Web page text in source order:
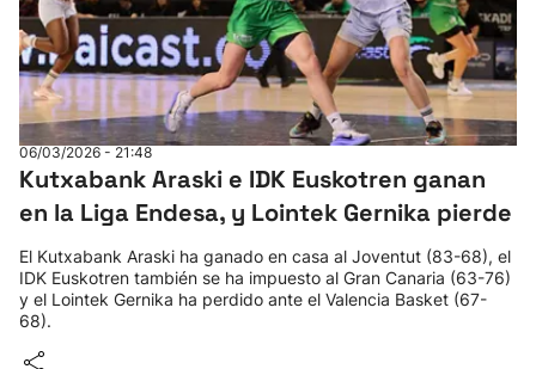
06/03/2026 - 21:48
Kutxabank Araski e IDK Euskotren ganan
en la Liga Endesa, y Lointek Gernika pierde
El Kutxabank Araski ha ganado en casa al Joventut (83-68), el
IDK Euskotren también se ha impuesto al Gran Canaria (63-76)
y el Lointek Gernika ha perdido ante el Valencia Basket (67-
68).